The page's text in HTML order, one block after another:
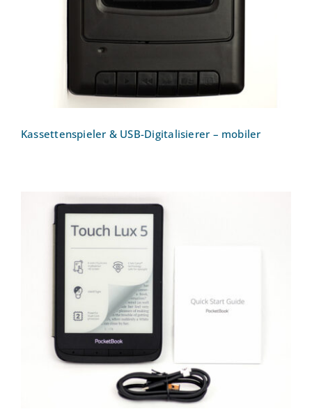
Kassettenspieler & USB-Digitalisierer – mobiler
E-Book-Reader Pocketbook Touch Lux 5